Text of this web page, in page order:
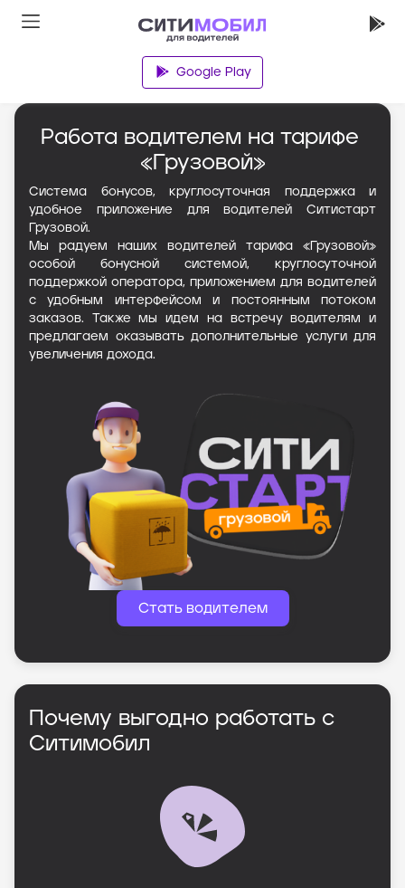
Google Play
Работа водителем на тарифе
«Грузовой»
Система бонусов, круглосуточная поддержка и
удобное приложение для водителей Ситистарт
Грузовой.
Мы радуем наших водителей тарифа «Грузовой»
особой бонусной системой, круглосуточной
поддержкой оператора, приложением для водителей
с удобным интерфейсом и постоянным потоком
заказов. Также мы идем на встречу водителям и
предлагаем оказывать дополнительные услуги для
увеличения дохода.
Стать водителем
Почему выгодно работать с
Ситимобил